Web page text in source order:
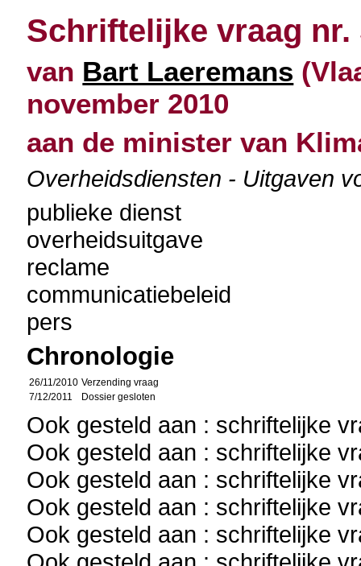
Schriftelijke vraag nr.
van Bart Laeremans
november 2010
aan de minister van
Overheidsdiensten - Uitgaven
publieke dienst
overheidsuitgave
reclame
communicatiebeleid
pers
Chronologie
26/11/2010 Verzending vraag
7/12/2011
Dossier gesloten
Ook gesteld aan : schriftelijke
Ook gesteld aan : schriftelijke
Ook gesteld aan : schriftelijke
Ook gesteld aan : schriftelijke
Ook gesteld aan : schriftelijke